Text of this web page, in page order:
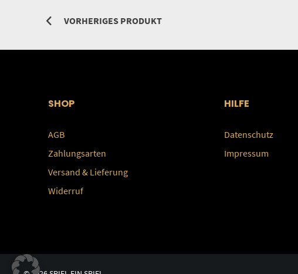
VORHERIGES PRODUKT
SHOP
AGB
Zahlungsarten
Versand & Lieferung
Widerruf
HILFE
Datenschutz
Impressum